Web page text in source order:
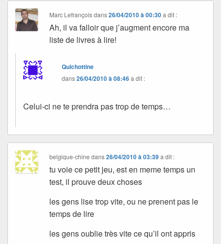
Marc Lefrançoisdans26/04/2010 à 00:30 a dit :
Ah, il va falloir que j’augment encore ma
liste de livres à lire!
Quichottine
dans26/04/2010 à 08:46a dit :
Celui-ci ne te prendra pas trop de temps…
belgique-chine dans26/04/2010 à 03:39 a dit :
tu voie ce petit jeu, est en meme temps un
test, il prouve deux choses
les gens lise trop vite, ou ne prenent pas le
temps de lire
les gens oublie très vite ce qu’il ont appris